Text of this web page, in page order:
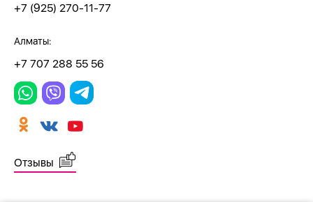
+7 (925) 270-11-77
Алматы:
+7 707 288 55 56
Отзывы